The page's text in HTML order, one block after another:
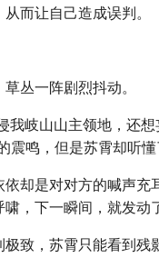
而让自己造成误判。
丛一阵剧烈抖动。
我岐山山主领地，还
震鸣，但是苏霄却听懂
依却是对对方的喊声充
，下一瞬间，就发动
致，苏霄只能看到残